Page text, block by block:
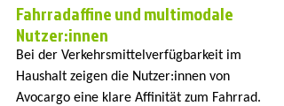
Fahrradaffine und multimodale
Nutzer:innen
Bei der Verkehrsmittelverfügbarkeit im
Haushalt zeigen die Nutzer:innen von
Avocargo eine klare Affinität zum Fahrrad.